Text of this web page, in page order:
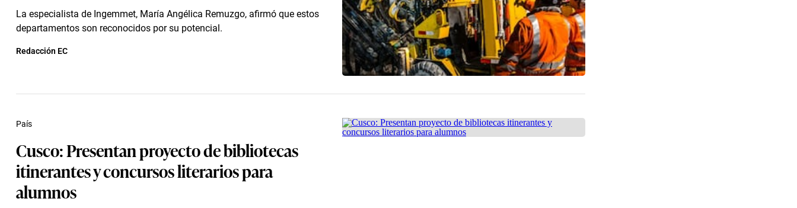
La especialista de Ingemmet, María Angélica Remuzgo, afirmó que estos
departamentos son reconocidos por su potencial.
Redacción EC
Cusco: Presentan proyecto de bibliotecas
itinerantes y concursos literarios para
alumnos
País